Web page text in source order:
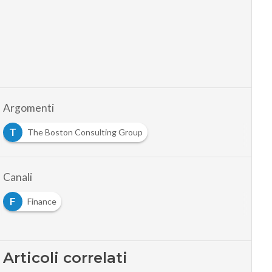
Argomenti
T
The Boston Consulting Group
Canali
F
Finance
Articoli correlati